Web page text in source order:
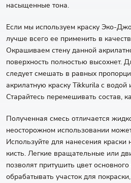
насыщенные тона.
Если мы используем краску Эко-
лучше всего ее применить в
Окрашиваем стену данной
поверхность полностью высохнет.
следует смешать в равных
акрилатную краску Tikkurila с
Старайтесь перемешивать состав,
Полученная смесь отличается
неосторожном использовании
Используйте для нанесения краски
кисть. Легкие вращательные или
позволят притушить цвет
обрабатывать участок для